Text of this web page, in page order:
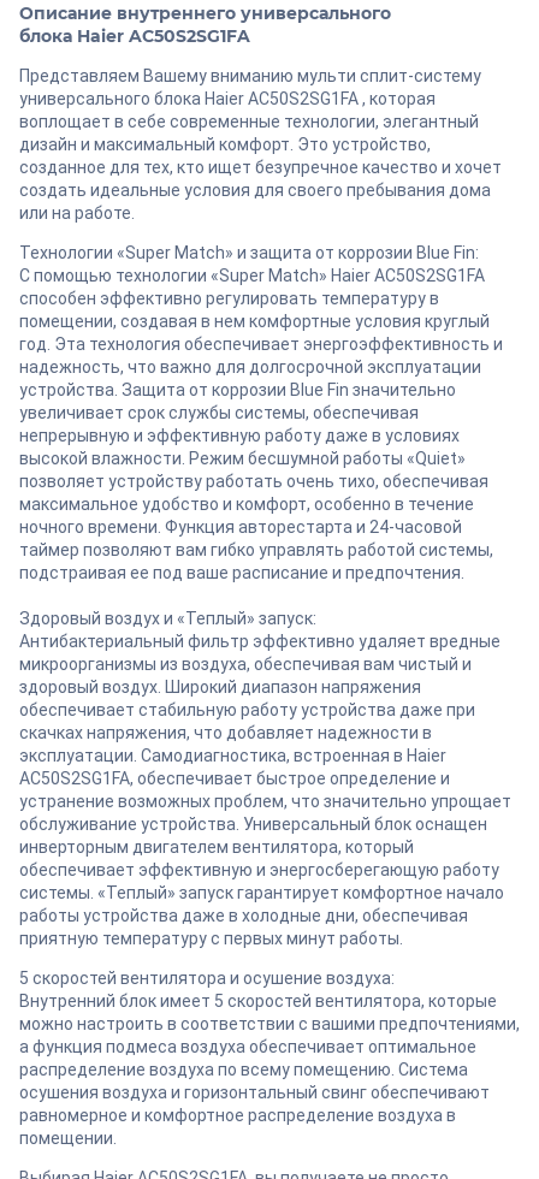
Описание внутреннего универсального
блока Haier AC50S2SG1FA
Представляем Вашему вниманию мульти сплит-систему
универсального блока Haier AC50S2SG1FA , которая
воплощает в себе современные технологии, элегантный
дизайн и максимальный комфорт. Это устройство,
созданное для тех, кто ищет безупречное качество и хочет
создать идеальные условия для своего пребывания дома
или на работе.
Технологии «Super Match» и защита от коррозии Blue Fin:
С помощью технологии «Super Match» Haier AC50S2SG1FA
способен эффективно регулировать температуру в
помещении, создавая в нем комфортные условия круглый
год. Эта технология обеспечивает энергоэффективность и
надежность, что важно для долгосрочной эксплуатации
устройства. Защита от коррозии Blue Fin значительно
увеличивает срок службы системы, обеспечивая
непрерывную и эффективную работу даже в условиях
высокой влажности. Режим бесшумной работы «Quiet»
позволяет устройству работать очень тихо, обеспечивая
максимальное удобство и комфорт, особенно в течение
ночного времени. Функция авторестарта и 24-часовой
таймер позволяют вам гибко управлять работой системы,
подстраивая ее под ваше расписание и предпочтения.
Здоровый воздух и «Теплый» запуск:
Антибактериальный фильтр эффективно удаляет вредные
микроорганизмы из воздуха, обеспечивая вам чистый и
здоровый воздух. Широкий диапазон напряжения
обеспечивает стабильную работу устройства даже при
скачках напряжения, что добавляет надежности в
эксплуатации. Самодиагностика, встроенная в Haier
AC50S2SG1FA, обеспечивает быстрое определение и
устранение возможных проблем, что значительно упрощает
обслуживание устройства. Универсальный блок оснащен
инверторным двигателем вентилятора, который
обеспечивает эффективную и энергосберегающую работу
системы. «Теплый» запуск гарантирует комфортное начало
работы устройства даже в холодные дни, обеспечивая
приятную температуру с первых минут работы.
5 скоростей вентилятора и осушение воздуха:
Внутренний блок имеет 5 скоростей вентилятора, которые
можно настроить в соответствии с вашими предпочтениями,
а функция подмеса воздуха обеспечивает оптимальное
распределение воздуха по всему помещению. Система
осушения воздуха и горизонтальный свинг обеспечивают
равномерное и комфортное распределение воздуха в
помещении.